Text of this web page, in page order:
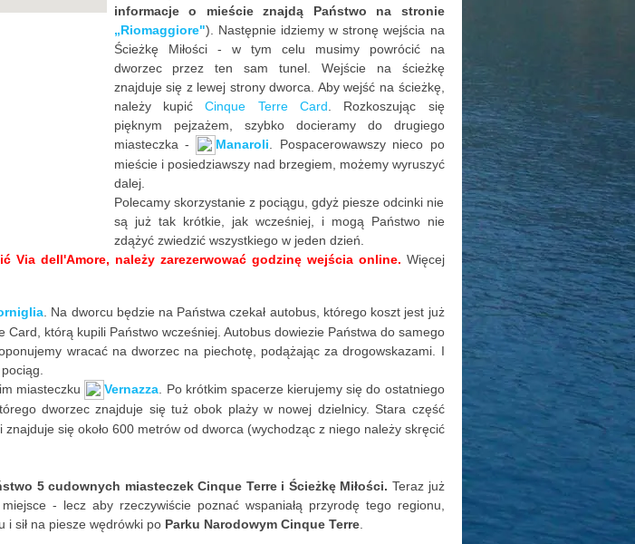
informacje o mieście znajdą Państwo na stronie
„Riomaggiore"). Następnie idziemy w stronę wejścia na
Ścieżkę Miłości - w tym celu musimy powrócić na
dworzec przez ten sam tunel. Wejście na ścieżkę
znajduje się z lewej strony dworca. Aby wejść na ścieżkę,
należy kupićCinque Terre Card . Rozkoszując się
pięknym pejzażem, szybko docieramy do drugiego
miasteczka -
Manaroli . Pospacerowawszy nieco po
mieście i posiedziawszy nad brzegiem, możemy wyruszyć
dalej.
Polecamy skorzystanie z pociągu, gdyż piesze odcinki nie
są już tak krótkie, jak wcześniej, i mogą Państwo nie
zdążyć zwiedzić wszystkiego w jeden dzień.
Via dell'Amore, należy zarezerwować godzinę wejścia online. Więcej
. Na dworcu będzie na Państwa czekał autobus, którego koszt jest już
Card, którą kupili Państwo wcześniej. Autobus dowiezie Państwa do samego
wracać na dworzec na piechotę, podążając za drogowskazami. I
miasteczku
Vernazza . Po krótkim spacerze kierujemy się do ostatniego
dworzec znajduje się tuż obok plaży w nowej dzielnicy. Stara część
znajduje się około 600 metrów od dworca (wychodząc z niego należy skręcić
5 cudownych miasteczek Cinque Terre i Ścieżkę Miłości. Teraz już
- lecz aby rzeczywiście poznać wspaniałą przyrodę tego regionu,
i sił na piesze wędrówki po Parku Narodowym Cinque Terre.